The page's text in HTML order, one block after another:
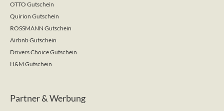
OTTO Gutschein
Quirion Gutschein
ROSSMANN Gutschein
Airbnb Gutschein
Drivers Choice Gutschein
H&M Gutschein
Partner & Werbung